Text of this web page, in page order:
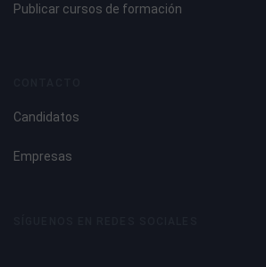
Publicar cursos de formación
Candidatos
Empresas